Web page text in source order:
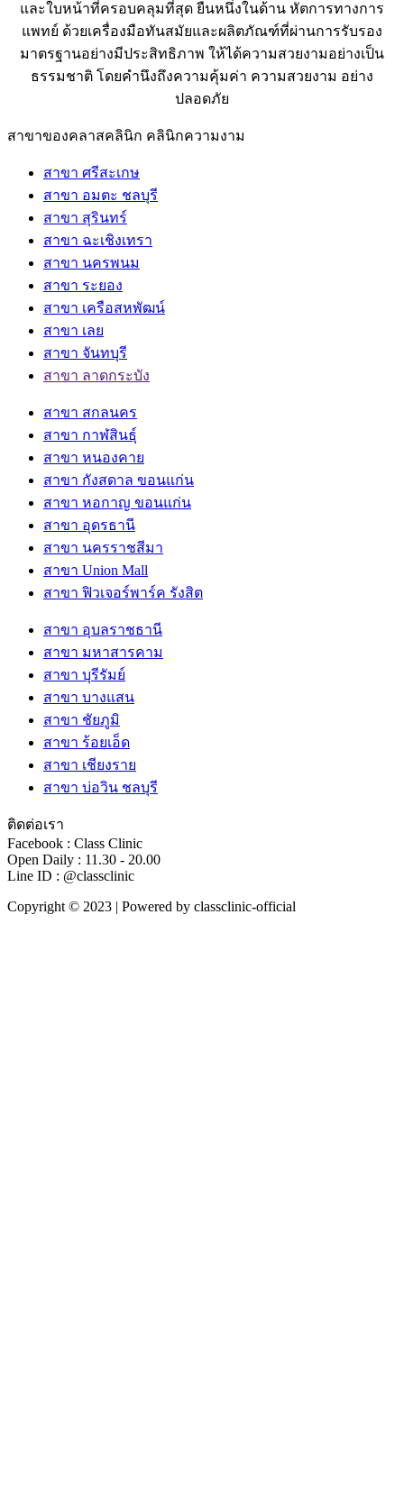
และใบหน้าที่ครอบคลุมที่สุด ยืนหนึ่งในด้าน หัตการทางการ
แพทย์ ด้วยเครื่องมือทันสมัยและผลิตภัณฑ์ที่ผ่านการรับรอง
มาตรฐานอย่างมีประสิทธิภาพ ให้ได้ความสวยงามอย่างเป็น
ธรรมชาติ โดยคำนึงถึงความคุ้มค่า ความสวยงาม อย่าง
ปลอดภัย
สาขาของคลาสคลินิก คลินิกความงาม
สาขา ศรีสะเกษ
สาขา อมตะ ชลบุรี
สาขา สุรินทร์
สาขา ฉะเชิงเทรา
สาขา นครพนม
สาขา ระยอง
สาขา เครือสหพัฒน์
สาขา เลย
สาขา จันทบุรี
สาขา ลาดกระบัง
สาขา สกลนคร
สาขา กาฬสินธุ์
สาขา หนองคาย
สาขา กังสดาล ขอนแก่น
สาขา หอกาญ ขอนแก่น
สาขา อุดรธานี
สาขา นครราชสีมา
สาขา Union Mall
สาขา ฟิวเจอร์พาร์ค รังสิต
สาขา อุบลราชธานี
สาขา มหาสารคาม
สาขา บุรีรัมย์
สาขา บางแสน
สาขา ชัยภูมิ
สาขา ร้อยเอ็ด
สาขา เชียงราย
สาขา บ่อวิน ชลบุรี
ติดต่อเรา
Facebook : Class Clinic
Open Daily : 11.30 - 20.00
Line ID : @classclinic​
Copyright © 2023 | Powered by classclinic-official